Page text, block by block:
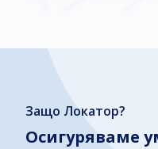
Защо Локатор?
Осигуряваме